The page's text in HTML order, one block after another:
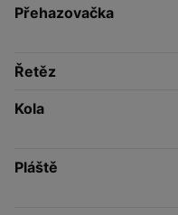
Přehazovačka
Řetěz
Kola
Pláště